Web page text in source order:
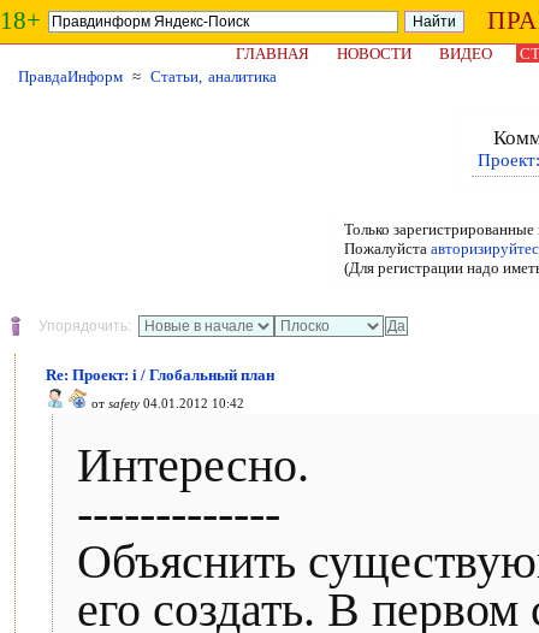
18+
ГЛАВНАЯ НОВОСТИ ВИДЕО
ПравдаИнформ ≈ Статьи, аналитика
Только
Пожалуйста
(Для регистрации надо
Упорядочить:
Re: Проект: i / Глобальный план
от safety 04.01.2012 10:42
Интересно.
-------------
Объяснить
его создать. В